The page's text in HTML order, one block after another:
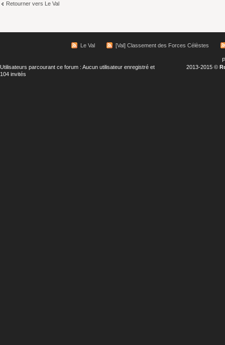
Retourner vers Le Val
Le Val [Val] Classement des Forces Célèstes
Utilisateurs parcourant ce forum : Aucun utilisateur enregistré et
104 invités
2013-2015 ©